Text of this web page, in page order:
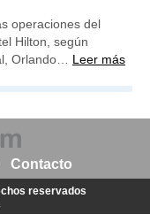
operaciones del
Hilton, según
Orlando… Leer más
Contacto
reservados